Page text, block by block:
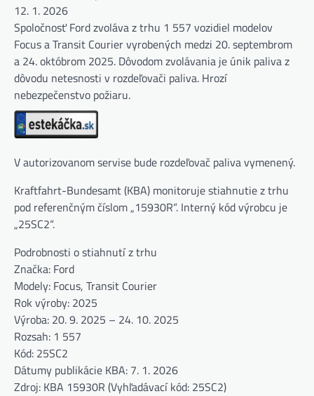
12. 1. 2026
Spoločnosť Ford zvoláva z trhu 1 557 vozidiel modelov
Focus a Transit Courier vyrobených medzi 20. septembrom
a 24. októbrom 2025. Dôvodom zvolávania je únik paliva z
dôvodu netesnosti v rozdeľovači paliva. Hrozí
nebezpečenstvo požiaru.
V autorizovanom servise bude rozdeľovač paliva vymenený.
Kraftfahrt-Bundesamt (KBA) monitoruje stiahnutie z trhu
pod referenčným číslom „15930R“. Interný kód výrobcu je
„25SC2“.
Podrobnosti o stiahnutí z trhu
Značka: Ford
Modely: Focus, Transit Courier
Rok výroby: 2025
Výroba: 20. 9. 2025 – 24. 10. 2025
Rozsah: 1 557
Kód: 25SC2
Dátumy publikácie KBA: 7. 1. 2026
Zdroj: KBA 15930R (Vyhľadávací kód: 25SC2)